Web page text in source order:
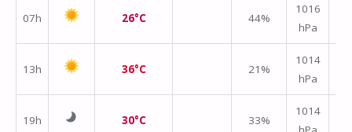
07h 26°C 44%
1016
hPa
13h 36°C 21%
1014
hPa
19h 30°C 33%
1014